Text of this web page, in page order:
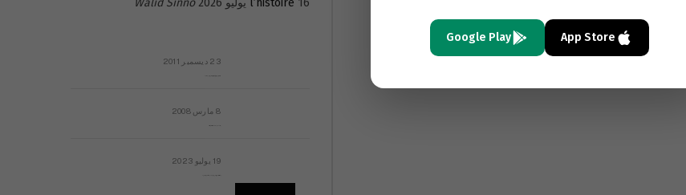
l’histoire 16 يوليو 2026 Walid Sinno
23 ديسمبر 2011
8 مارس 2008
19 يوليو 2023
App Store
Google Play